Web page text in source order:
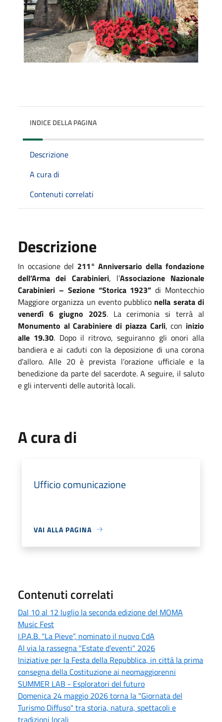
INDICE DELLA PAGINA
Descrizione
A cura di
Contenuti correlati
Descrizione
In occasione del 211° Anniversario della fondazione
dell’Arma dei Carabinieri, l’Associazione Nazionale
Carabinieri – Sezione “Storica 1923” di Montecchio
Maggiore organizza un evento pubblico nella serata di
venerdì 6 giugno 2025. La cerimonia si terrà al
Monumento al Carabiniere di piazza Carli, con inizio
alle 19.30. Dopo il ritrovo, seguiranno gli onori alla
bandiera e ai caduti con la deposizione di una corona
d’alloro. Alle 20 è prevista l’orazione ufficiale e la
benedizione da parte del sacerdote. A seguire, il saluto
e gli interventi delle autorità locali.
A cura di
Ufficio comunicazione
VAI ALLA PAGINA
Contenuti correlati
Dal 10 al 12 luglio la seconda edizione del MOMA
Music Fest
I.P.A.B. “La Pieve”, nominato il nuovo CdA
Al via la rassegna "Estate d'eventi" 2026
Iniziative per la Festa della Repubblica, in città la prima
consegna della Costituzione ai neomaggiorenni
SUMMER LAB - Esploratori del futuro
Domenica 24 maggio 2026 torna la "Giornata del
Turismo Diffuso" tra storia, natura, spettacoli e
tradizioni locali